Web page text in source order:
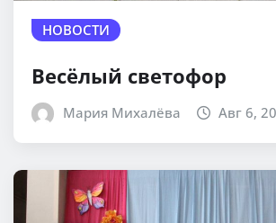
НОВОСТИ
Весёлый светофор
Мария Михалёва Авг 6,